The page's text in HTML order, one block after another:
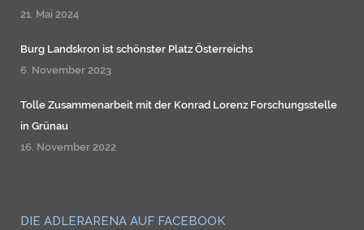
21. Mai 2024
Burg Landskron ist schönster Platz Österreichs
6. November 2023
Tolle Zusammenarbeit mit der Konrad Lorenz Forschungsstelle
in Grünau
16. November 2022
DIE ADLERARENA AUF FACEBOOK